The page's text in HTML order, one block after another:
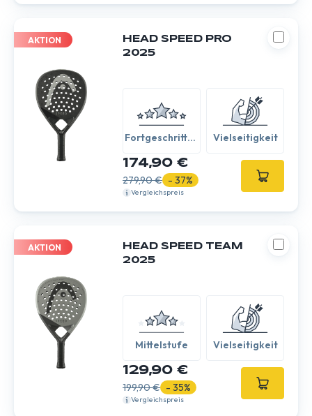
AKTION
HEAD SPEED PRO
2025
Fortgeschritten
Vielseitigkeit
174,90 €
279,90 € - 37%
Vergleichspreis
AKTION
HEAD SPEED TEAM
2025
Mittelstufe Vielseitigkeit
129,90 €
199,90 € - 35%
Vergleichspreis